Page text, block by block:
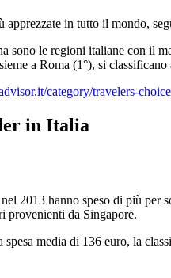
in tutto il mondo,
sono le regioni italiane con il
a Roma (1°), si classificano
category/travelers-
in Italia
2013 hanno speso di più
provenienti da Singapore.
media di 136 euro, la